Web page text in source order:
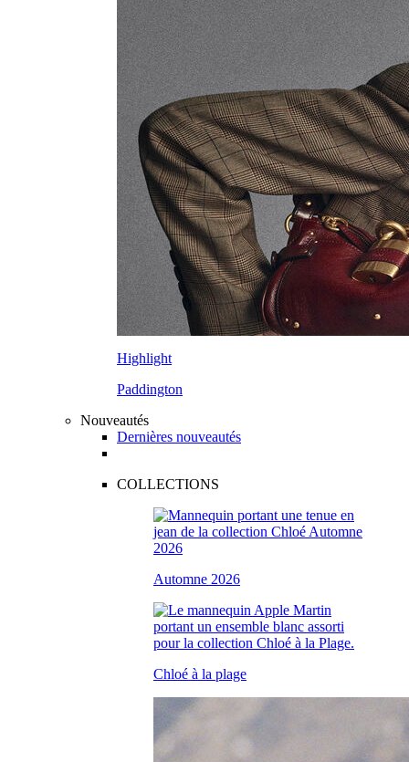
Highlight
Paddington
Nouveautés
Dernières nouveautés
COLLECTIONS
Automne 2026
Chloé à la plage